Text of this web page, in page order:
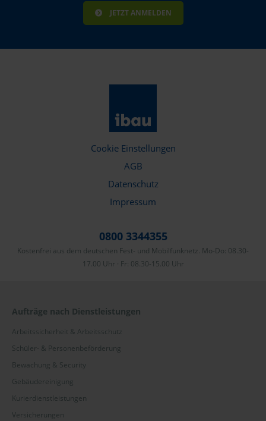
JETZT ANMELDEN
Cookie Einstellungen
AGB
Datenschutz
Impressum
0800 3344355
Kostenfrei aus dem deutschen Fest- und Mobilfunknetz. Mo-Do: 08.30-
17.00 Uhr · Fr: 08.30-15.00 Uhr
Aufträge nach Dienstleistungen
Arbeitssicherheit & Arbeitsschutz
Schüler- & Personenbeförderung
Bewachung & Security
Gebäudereinigung
Kurierdienstleistungen
Versicherungen